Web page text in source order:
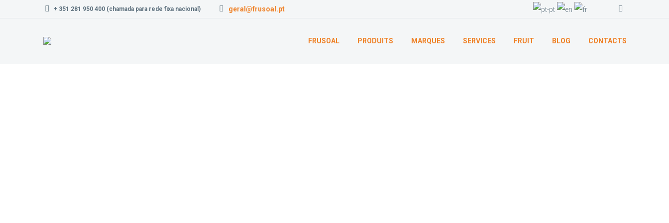
+ 351 281 950 400 (chamada para rede fixa nacional) geral@frusoal.pt
FRUSOAL PRODUITS MARQUES SERVICES FRUIT BLOG CONTACTS